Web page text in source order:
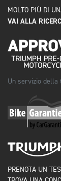
MOLTO PIÙ DI
VAI ALLA
Un servizio della
PRENOTA UN